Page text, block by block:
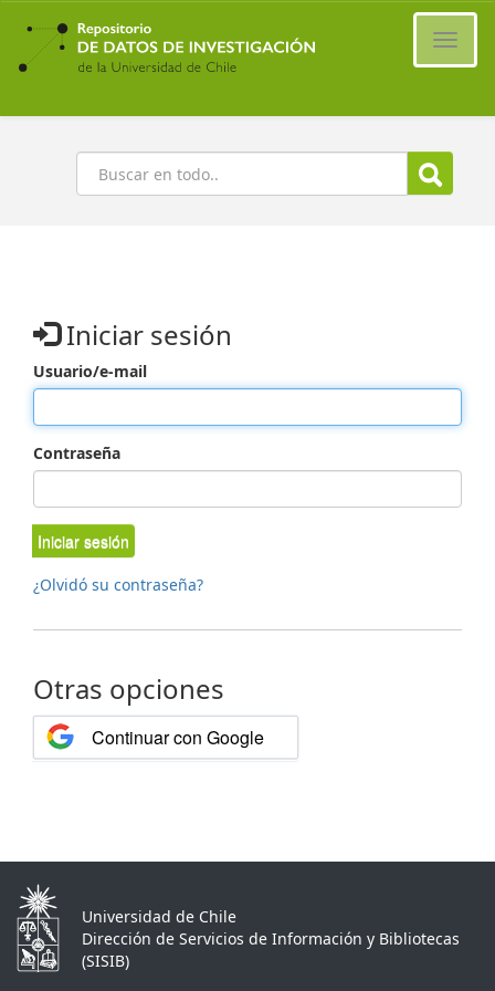
Ir
contenido
principal
Buscar
Iniciar sesión
Usuario/e-mail
Contraseña
Iniciar sesión
¿Olvidó su contraseña?
Otras opciones
Continuar con Google
Universidad de Chile
Dirección de Servicios de Información y Bibliotecas
(SISIB)